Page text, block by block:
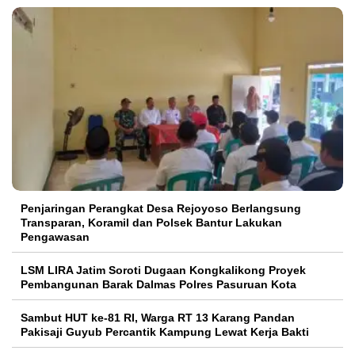
Penjaringan Perangkat Desa Rejoyoso Berlangsung
Transparan, Koramil dan Polsek Bantur Lakukan
Pengawasan
LSM LIRA Jatim Soroti Dugaan Kongkalikong Proyek
Pembangunan Barak Dalmas Polres Pasuruan Kota
Sambut HUT ke-81 RI, Warga RT 13 Karang Pandan
Pakisaji Guyub Percantik Kampung Lewat Kerja Bakti